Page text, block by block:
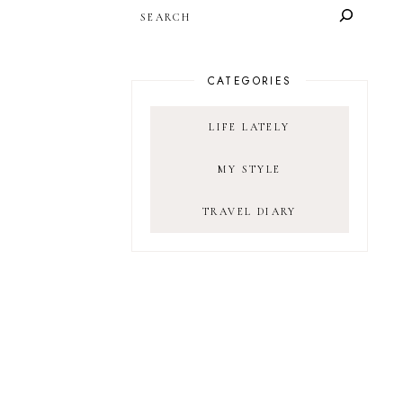
CATEGORIES
LIFE LATELY
MY STYLE
TRAVEL DIARY